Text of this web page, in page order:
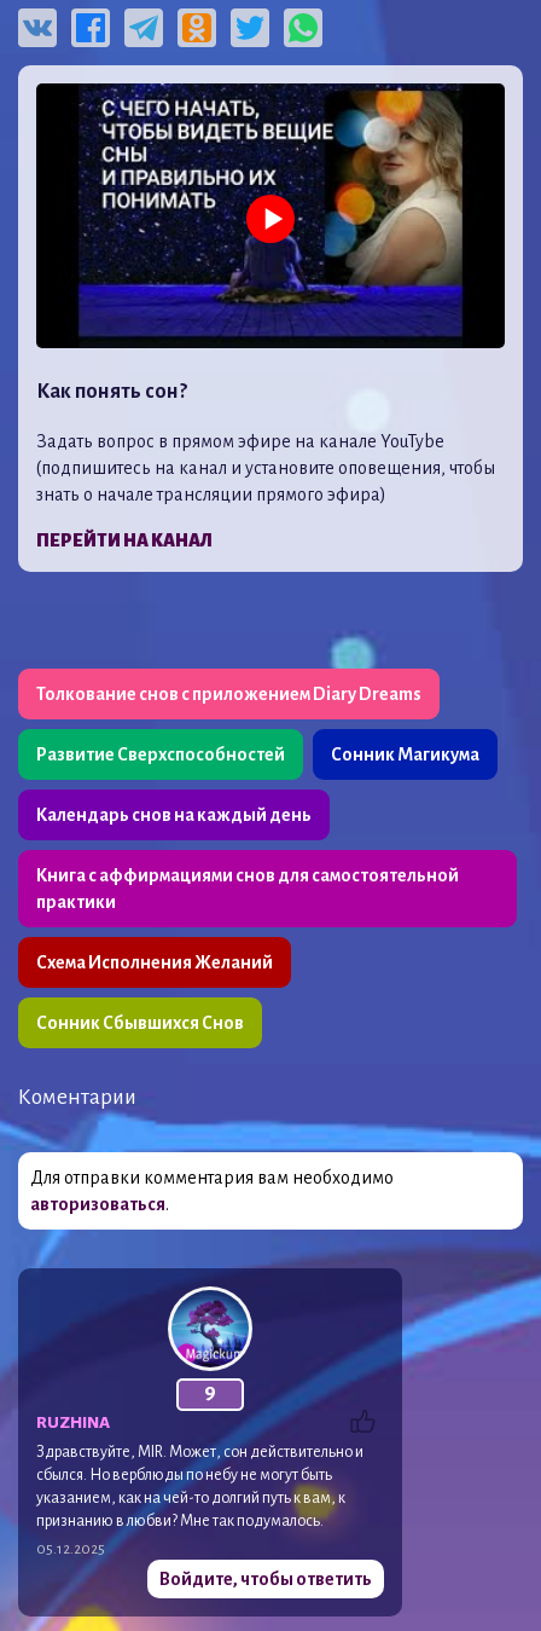
Как понять сон?
Задать вопрос в прямом эфире на канале YouTybe
(подпишитесь на канал и установите оповещения, чтобы
знать о начале трансляции прямого эфира)
ПЕРЕЙТИ НА КАНАЛ
Толкование снов с приложением Diary Dreams
Развитие Сверхспособностей Сонник Магикума
Календарь снов на каждый день
Книга с аффирмациями снов для самостоятельной
практики
Схема Исполнения Желаний
Сонник Сбывшихся Снов
Коментарии
Для отправки комментария вам необходимо
авторизоваться.
9
RUZHINA
Здравствуйте, MIR. Может, сон действительно и
сбылся. Но верблюды по небу не могут быть
указанием, как на чей-то долгий путь к вам, к
признанию в любви? Мне так подумалось.
05.12.2025
Войдите, чтобы ответить